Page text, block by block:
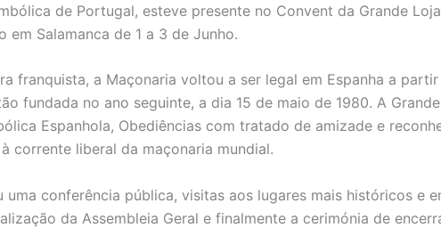
de Portugal, esteve presente no Convent da Grande
em Salamanca de 1 a 3 de Junho.
franquista, a Maçonaria voltou a ser legal em Espanha a
fundada no ano seguinte, a dia 15 de maio de 1980. A
Espanhola, Obediências com tratado de amizade e
corrente liberal da maçonaria mundial.
uma conferência pública, visitas aos lugares mais históricos e
da Assembleia Geral e finalmente a cerimónia de